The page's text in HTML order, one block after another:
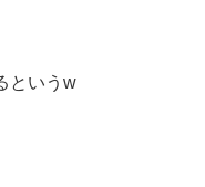
というw